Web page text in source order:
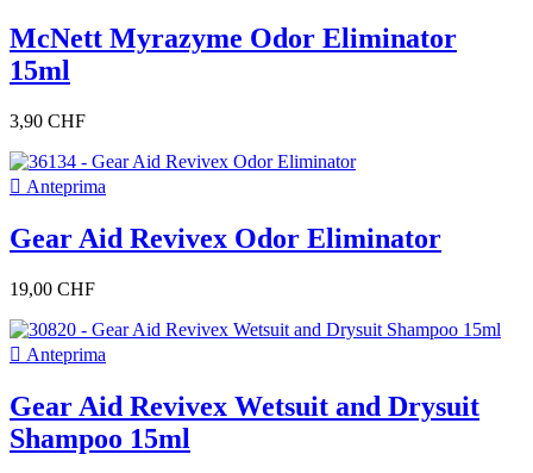
Brand
annata
colore
Prezzo
CHF
materiale
Loupack Attachment System
McNett Myrazyme Odor Eliminator
15ml
3,90 CHF
 Anteprima
Gear Aid Revivex Odor Eliminator
19,00 CHF
 Anteprima
Gear Aid Revivex Wetsuit and Drysuit
Shampoo 15ml